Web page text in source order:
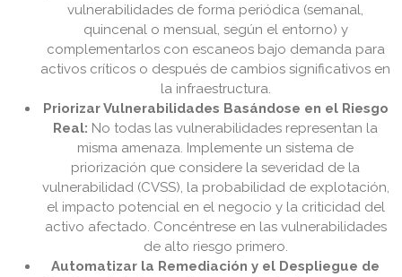
vulnerabilidades de forma periódica (semanal,
quincenal o mensual, según el entorno) y
complementarlos con escaneos bajo demanda para
activos críticos o después de cambios significativos en
la infraestructura.
Priorizar Vulnerabilidades Basándose en el Riesgo
Real: No todas las vulnerabilidades representan la
misma amenaza. Implemente un sistema de
priorización que considere la severidad de la
vulnerabilidad (CVSS), la probabilidad de explotación,
el impacto potencial en el negocio y la criticidad del
activo afectado. Concéntrese en las vulnerabilidades
de alto riesgo primero.
Automatizar la Remediación y el Despliegue de